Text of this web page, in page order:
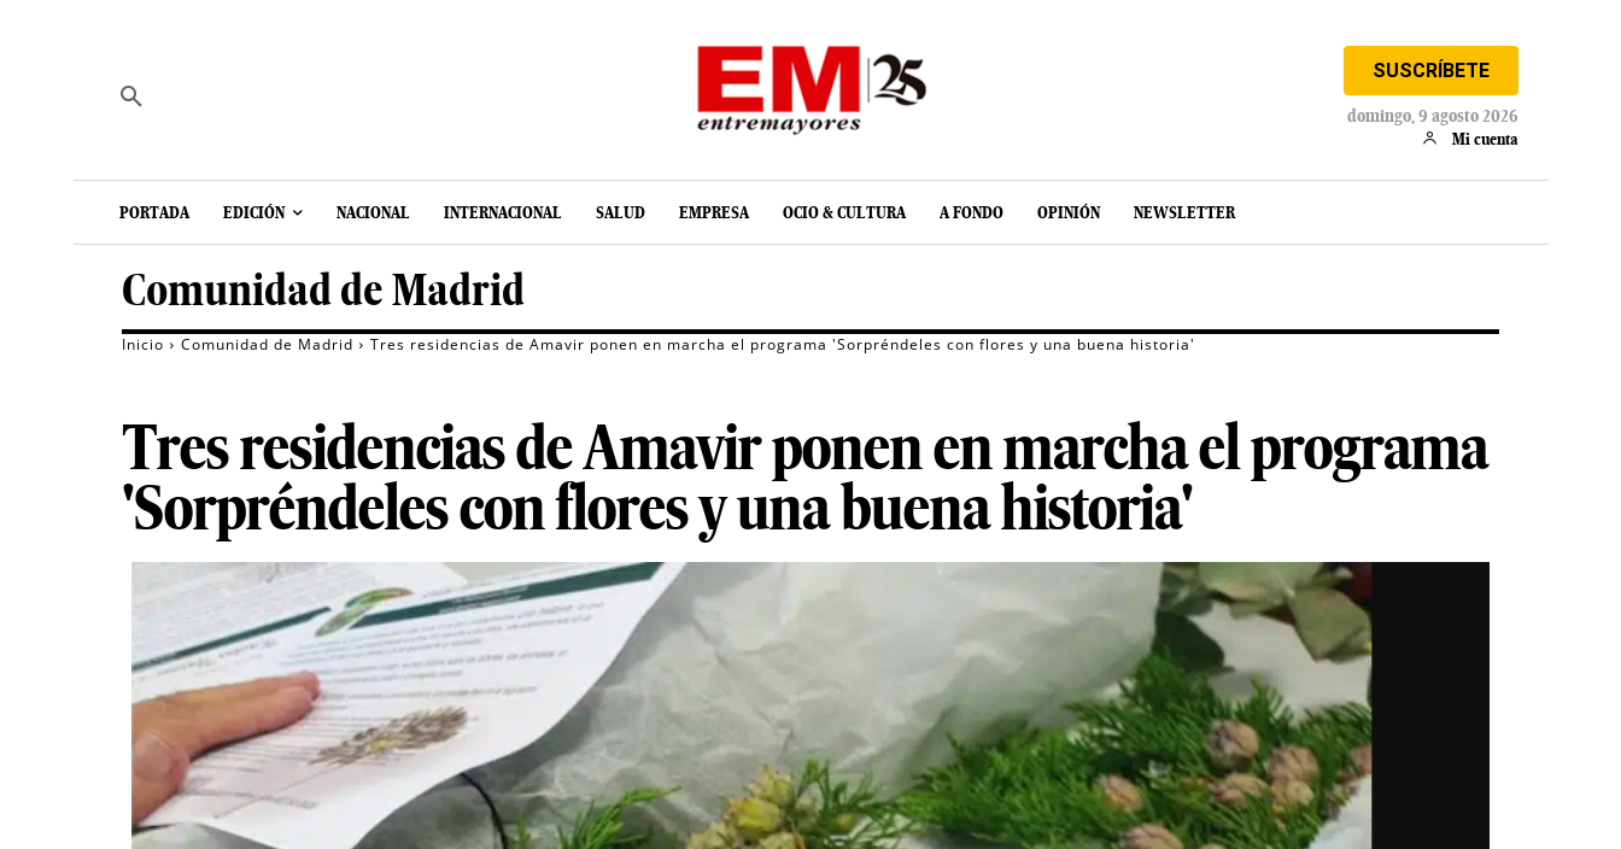
SUSCRÍBETE
domingo, 9 agosto 2026
Mi cuenta
PORTADA EDICIÓN NACIONAL INTERNACIONAL SALUD EMPRESA OCIO & CULTURA A FONDO OPINIÓN NEWSLETTER
Comunidad de Madrid
Inicio Comunidad de Madrid Tres residencias de Amavir ponen en marcha el programa 'Sorpréndeles con flores y una buena historia'
Tres residencias de Amavir ponen en marcha el programa
'Sorpréndeles con flores y una buena historia'